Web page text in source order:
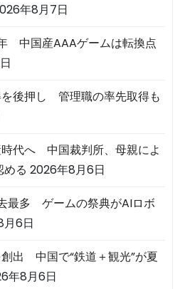
年8月7日
中国産AAAゲームは転換点
後押し 管理職の率先取得も
代へ 中国裁判所、母親によ
る 2026年8月6日
最多 ゲームの祭典がAIロボ
6日
創出 中国で“鉄道＋観光”が夏
年8月6日